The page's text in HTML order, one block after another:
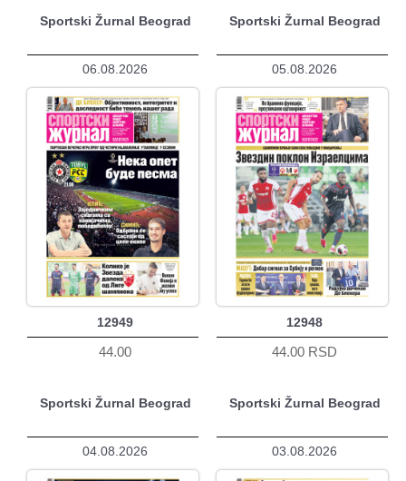
Sportski Žurnal Beograd
06.08.2026
12949
44.00
Sportski Žurnal Beograd
05.08.2026
12948
44.00 RSD
Sportski Žurnal Beograd
04.08.2026
Sportski Žurnal Beograd
03.08.2026